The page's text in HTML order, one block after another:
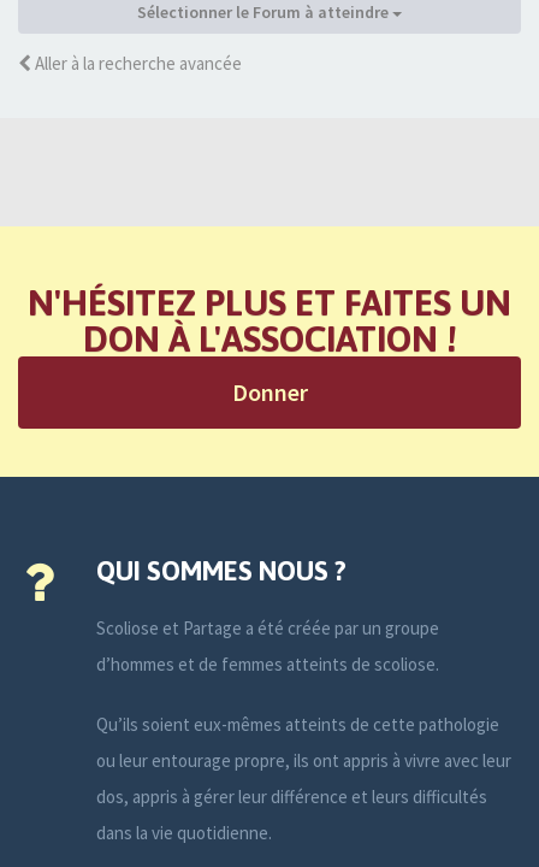
Sélectionner le Forum à atteindre
Aller à la recherche avancée
N'HÉSITEZ PLUS ET FAITES UN
DON À L'ASSOCIATION !
Donner
QUI SOMMES NOUS ?
Scoliose et Partage a été créée par un groupe
d’hommes et de femmes atteints de scoliose.
Qu’ils soient eux-mêmes atteints de cette pathologie
ou leur entourage propre, ils ont appris à vivre avec leur
dos, appris à gérer leur différence et leurs difficultés
dans la vie quotidienne.